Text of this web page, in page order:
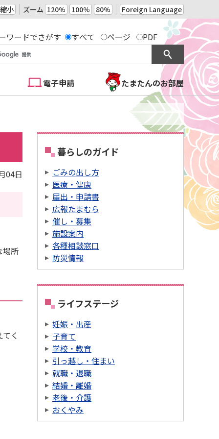
縮小 ズーム 120% 100% 80% Foreign Language
ワードでさがす すべて ページ PDF
電子申請 たまたんのお部屋
04日
場所
く
暮らしのガイド
ごみの出し方
医療・健康
届出・申請書
広報たまむら
催し・募集
施設案内
各種相談窓口
防災情報
ライフステージ
妊娠・出産
子育て
学校・教育
引っ越し・住まい
就職・退職
結婚・離婚
老後・介護
おくやみ